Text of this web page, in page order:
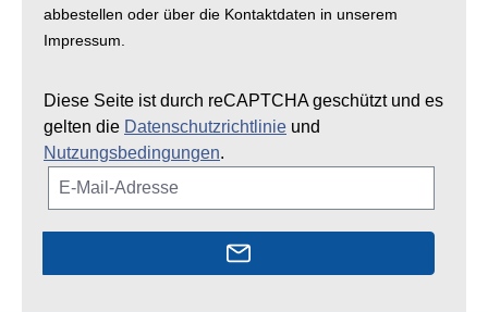
abbestellen oder über die Kontaktdaten in unserem
Impressum.
Diese Seite ist durch reCAPTCHA geschützt und es
gelten die Datenschutzrichtlinie und
Nutzungsbedingungen.